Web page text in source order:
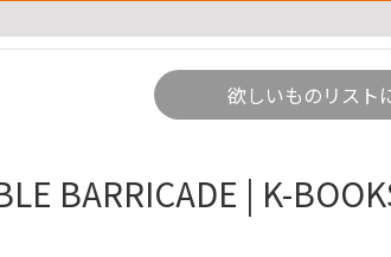
欲しいものリスト
BARRICADE | K-